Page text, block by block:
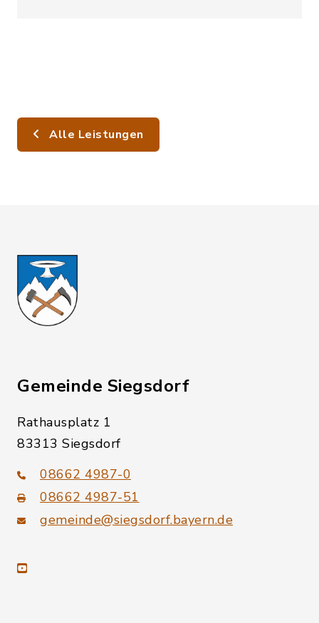
Alle Leistungen
Gemeinde Siegsdorf
Rathausplatz 1
83313 Siegsdorf
08662 4987-0
08662 4987-51
gemeinde@siegsdorf.bayern.de
youtube